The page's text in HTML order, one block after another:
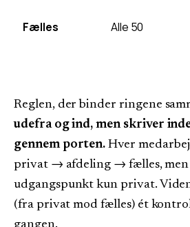
Fælles
Alle 50
Reglen, der binder ringene
udefra og ind, men skriver
gennem porten. Hver
privat → afdeling → fælles, men
udgangspunkt kun privat.
(fra privat mod fælles) ét